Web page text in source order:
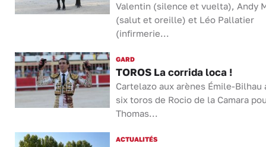
Valentin (silence et vuelta), Andy
(salut et oreille) et Léo Pallatier
(infirmerie...
GARD
TOROS La corrida loca !
Cartelazo aux arènes Émile-Bilhau
six toros de Rocio de la Camara
Thomas...
ACTUALITÉS